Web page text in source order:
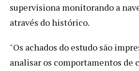
supervisiona monitorando a
através do histórico.
"Os achados do estudo são
analisar os comportamentos de